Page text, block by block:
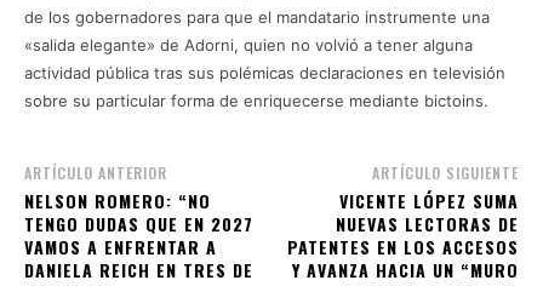
de los gobernadores para que el mandatario instrumente una
«salida elegante» de Adorni, quien no volvió a tener alguna
actividad pública tras sus polémicas declaraciones en televisión
sobre su particular forma de enriquecerse mediante bictoins.
ARTÍCULO ANTERIOR
NELSON ROMERO: “NO
TENGO DUDAS QUE EN 2027
VAMOS A ENFRENTAR A
DANIELA REICH EN TRES DE
ARTÍCULO SIGUIENTE
VICENTE LÓPEZ SUMA
NUEVAS LECTORAS DE
PATENTES EN LOS ACCESOS
Y AVANZA HACIA UN “MURO